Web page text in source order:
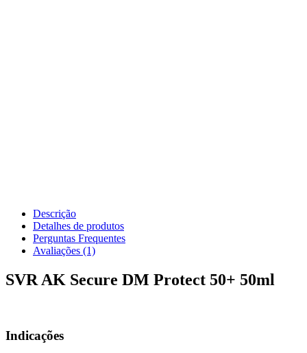
Descrição
Detalhes de produtos
Perguntas Frequentes
Avaliações (1)
SVR AK Secure DM Protect 50+ 50ml
Indicações